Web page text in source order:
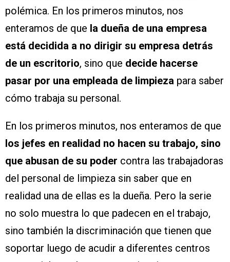
polémica. En los primeros minutos, nos
enteramos de que la dueña de una empresa
está decidida a no dirigir su empresa detrás
de un escritorio, sino que decide hacerse
pasar por una empleada de limpieza para saber
cómo trabaja su personal.
En los primeros minutos, nos enteramos de que
los jefes en realidad no hacen su trabajo, sino
que abusan de su poder contra las trabajadoras
del personal de limpieza sin saber que en
realidad una de ellas es la dueña. Pero la serie
no solo muestra lo que padecen en el trabajo,
sino también la discriminación que tienen que
soportar luego de acudir a diferentes centros